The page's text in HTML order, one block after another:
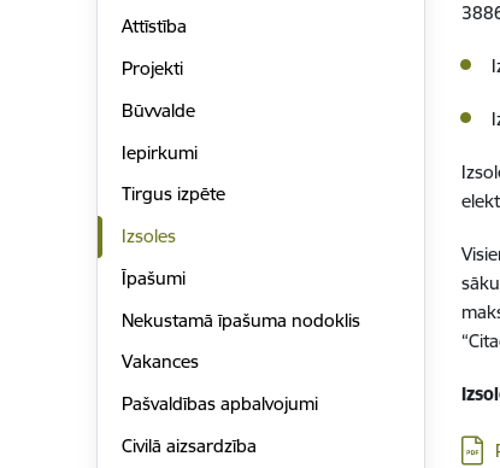
Attīstība
Projekti
Būvvalde
Iepirkumi
Tirgus izpēte
Izsoles
Īpašumi
Nekustamā īpašuma nodoklis
Vakances
Pašvaldības apbalvojumi
Civilā aizsardzība